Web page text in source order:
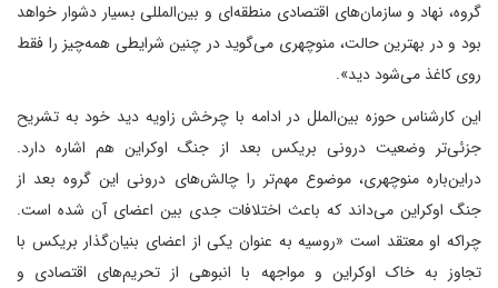
گروه، نهاد و سازمان‌های اقتصادی منطقه‌ای و بین‌المللی بسیار دشوار خواهد
بود و در بهترین حالت، منوچهری می‌گوید در چنین شرایطی همه‌چیز را فقط
روی کاغذ می‌شود دید».
این کارشناس حوزه بین‌الملل در ادامه با چرخش زاویه دید خود به تشریح
جزئی‌تر وضعیت درونی بریکس بعد از جنگ اوکراین هم اشاره دارد.
دراین‌باره منوچهری، موضوع مهم‌‌تر را چالش‌های درونی این گروه بعد از
جنگ اوکراین می‌داند که باعث اختلافات جدی بین اعضای آن شده است.
چراکه او معتقد است «روسیه به عنوان یکی از اعضای بنیان‌گذار بریکس با
تجاوز به خاک اوکراین و مواجهه با انبوهی از تحریم‌های اقتصادی و